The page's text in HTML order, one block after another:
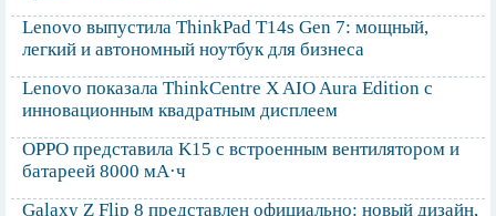
Lenovo выпустила ThinkPad T14s Gen 7: мощный,
легкий и автономный ноутбук для бизнеса
Lenovo показала ThinkCentre X AIO Aura Edition с
инновационным квадратным дисплеем
OPPO представила K15 с встроенным вентилятором и
батареей 8000 мА·ч
Galaxy Z Flip 8 представлен официально: новый дизайн,